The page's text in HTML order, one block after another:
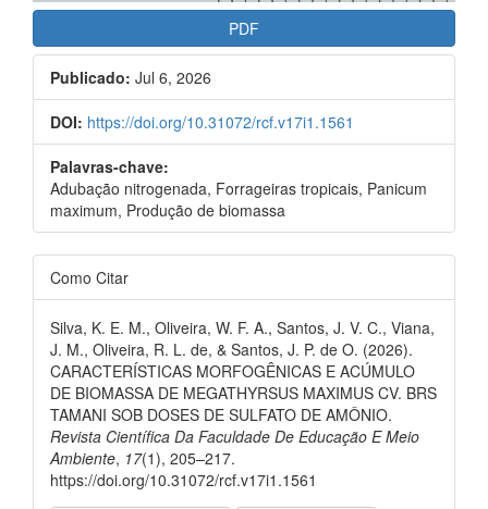
PDF
Publicado: Jul 6, 2026
DOI: https://doi.org/10.31072/rcf.v17i1.1561
Palavras-chave:
Adubação nitrogenada, Forrageiras tropicais, Panicum
maximum, Produção de biomassa
Como Citar
Silva, K. E. M., Oliveira, W. F. A., Santos, J. V. C., Viana,
J. M., Oliveira, R. L. de, & Santos, J. P. de O. (2026).
CARACTERÍSTICAS MORFOGÊNICAS E ACÚMULO
DE BIOMASSA DE MEGATHYRSUS MAXIMUS CV. BRS
TAMANI SOB DOSES DE SULFATO DE AMÔNIO.
Revista Científica Da Faculdade De Educação E Meio
Ambiente, 17(1), 205–217.
https://doi.org/10.31072/rcf.v17i1.1561